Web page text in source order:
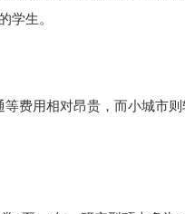
学生。
费用相对昂贵，而小城市